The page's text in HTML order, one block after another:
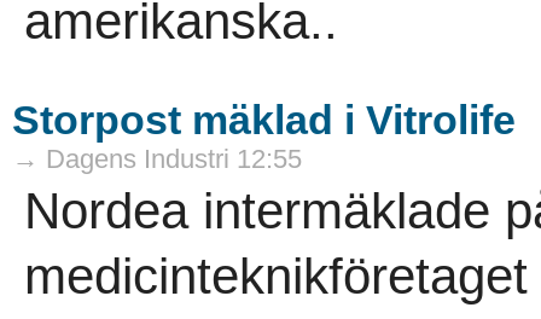
amerikanska..
Storpost mäklad i Vitrolife
→ Dagens Industri 12:55
Nordea intermäklade